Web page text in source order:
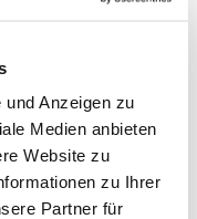
Anzeigen zu
Medien anbieten
Website zu
zu Ihrer
Partner für